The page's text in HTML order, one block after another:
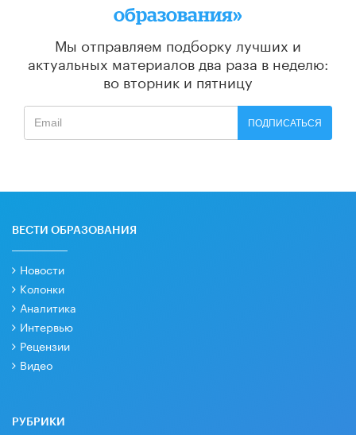
образования»
Мы отправляем подборку лучших и
актуальных материалов два раза в неделю:
во вторник и пятницу
ПОДПИСАТЬСЯ
ВЕСТИ ОБРАЗОВАНИЯ
Новости
Колонки
Аналитика
Интервью
Рецензии
Видео
РУБРИКИ